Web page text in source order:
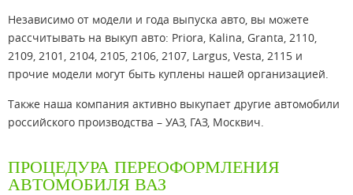
Независимо от модели и года выпуска авто, вы можете
расcчитывать на выкуп авто: Priora, Kalina, Granta, 2110,
2109, 2101, 2104, 2105, 2106, 2107, Largus, Vesta, 2115 и
прочие модели могут быть куплены нашей организацией.
Также наша компания активно выкупает другие автомобили
российского производства – УАЗ, ГАЗ, Москвич.
ПРОЦЕДУРА ПЕРЕОФОРМЛЕНИЯ
АВТОМОБИЛЯ ВАЗ